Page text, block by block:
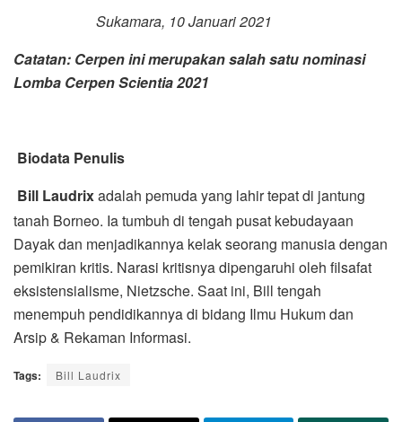
Sukamara, 10 Januari 2021
Catatan: Cerpen ini merupakan salah satu nominasi
Lomba Cerpen Scientia 2021
Biodata Penulis
Bill Laudrixadalah pemuda yang lahir tepat di jantung
tanah Borneo. Ia tumbuh di tengah pusat kebudayaan
Dayak dan menjadikannya kelak seorang manusia dengan
pemikiran kritis. Narasi kritisnya dipengaruhi oleh filsafat
eksistensialisme, Nietzsche. Saat ini, Bill tengah
menempuh pendidikannya di bidang Ilmu Hukum dan
Arsip & Rekaman Informasi.
Tags: Bill Laudrix